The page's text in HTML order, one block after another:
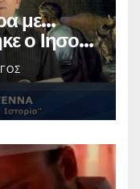
με…
ο Ιησούς